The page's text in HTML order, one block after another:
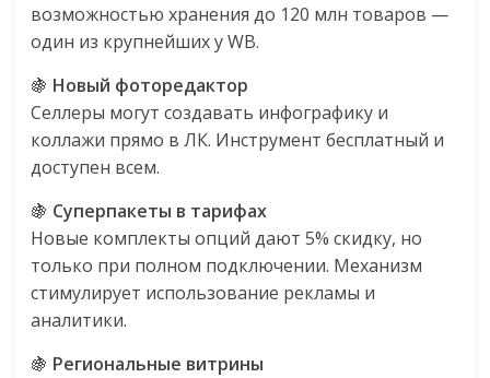
возможностью хранения до 120 млн товаров —
один из крупнейших у WB.
🍇 Новый фоторедактор
Селлеры могут создавать инфографику и
коллажи прямо в ЛК. Инструмент бесплатный и
доступен всем.
🍇 Суперпакеты в тарифах
Новые комплекты опций дают 5% скидку, но
только при полном подключении. Механизм
стимулирует использование рекламы и
аналитики.
🍇 Региональные витрины